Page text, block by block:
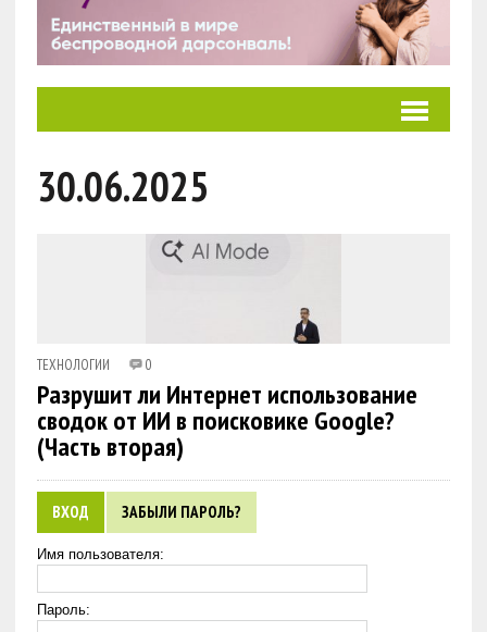
30.06.2025
ТЕХНОЛОГИИ 0
Разрушит ли Интернет использование
сводок от ИИ в поисковике Google?
(Часть вторая)
ВХОД ЗАБЫЛИ ПАРОЛЬ?
Имя пользователя:
Пароль: